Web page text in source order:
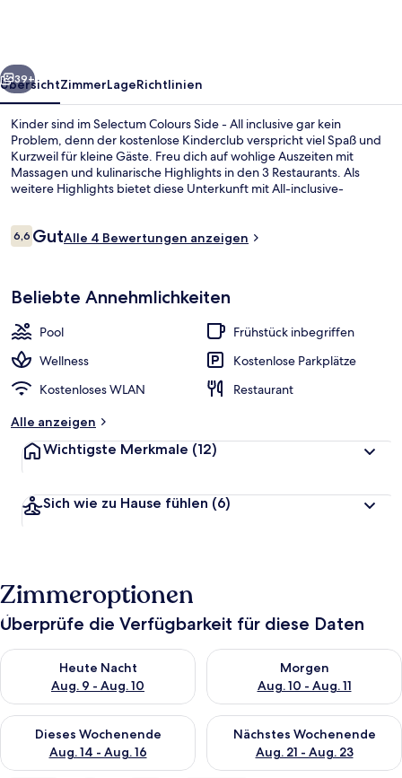
Weiter
39+
ÜbersichtZimmerLageRichtlinien
Kinder sind im Selectum Colours Side - All inclusive gar kein
Problem, denn der kostenlose Kinderclub verspricht viel Spaß und
Kurzweil für kleine Gäste. Freu dich auf wohlige Auszeiten mit
Massagen und kulinarische Highlights in den 3 Restaurants. Als
weitere Highlights bietet diese Unterkunft mit All-inclusive-
Bewertungen
6,66,6 von 10.
GutAlle 4 Bewertungen anzeigen
Beliebte Annehmlichkeiten
Pool
Frühstück inbegriffen
Wellness
Kostenlose Parkplätze
Kostenloses WLAN
Restaurant
Alle anzeigen
Wichtigste Merkmale (12)
Sich wie zu Hause fühlen (6)
Zimmeroptionen
Überprüfe die Verfügbarkeit für diese Daten
Heute Nacht
Aug. 9 - Aug. 10
Überprüfe die Verfügbarkeit für heute Nacht, Aug. 9 - Aug.
Morgen
Aug. 10 - Aug. 11
Überprüfe die Verfügbarkeit
Dieses Wochenende
Aug. 14 - Aug. 16
Überprüfe die Verfügbarkeit für dieses Wochenende, Aug. 14
Nächstes Wochenende
Aug. 21 - Aug. 23
Überprüfe die Verfügbarkeit